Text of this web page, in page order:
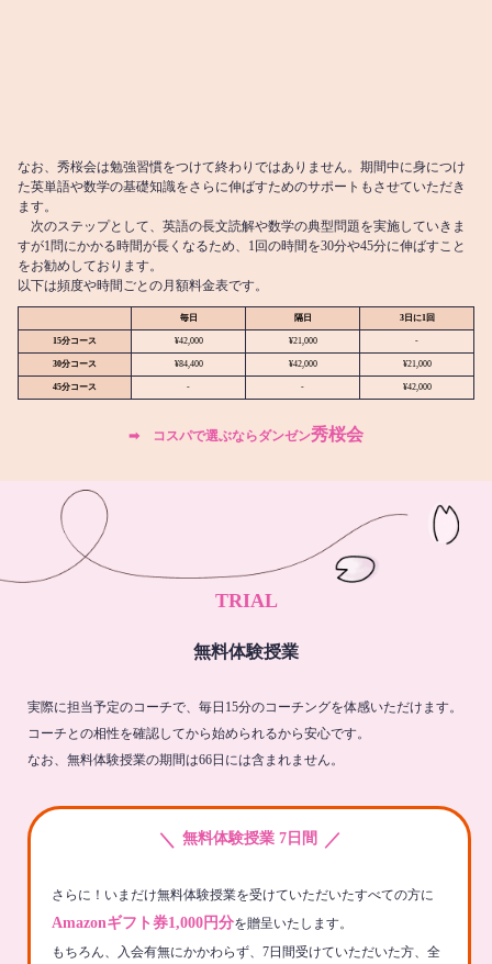
なお、秀桜会は勉強習慣をつけて終わりではありません。期間中に身につけ
た英単語や数学の基礎知識をさらに伸ばすためのサポートもさせていただき
ます。
次のステップとして、英語の長文読解や数学の典型問題を実施していきま
すが1問にかかる時間が長くなるため、1回の時間を30分や45分に伸ばすこと
をお勧めしております。
以下は頻度や時間ごとの月額料金表です。
毎日 隔日 3日に1回
15分コース ¥42,000 ¥21,000 -
30分コース ¥84,400 ¥42,000 ¥21,000
45分コース - - ¥42,000
➡︎ コスパで選ぶならダンゼン秀桜会
TRIAL
無料体験授業
実際に担当予定のコーチで、毎日15分のコーチングを体感いただけます。
コーチとの相性を確認してから始められるから安心です。
なお、無料体験授業の期間は66日には含まれません。
＼ 無料体験授業 7日間 ／
さらに！いまだけ無料体験授業を受けていただいたすべての方に
Amazonギフト券1,000円分を贈呈いたします。
もちろん、入会有無にかかわらず、7日間受けていただいた方、全